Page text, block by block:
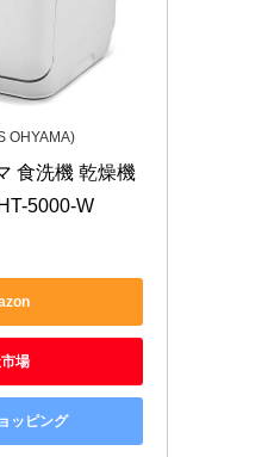
OHYAMA)
食洗機 乾燥機
5000-W
場
ッピング